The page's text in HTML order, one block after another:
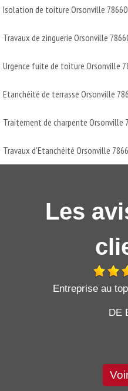
Isolation de toiture Orsonville 78660
Travaux de zinguerie Orsonville
Urgence fuite de toiture Orsonville
Etanchéité de terrasse Orsonville
Traitement de charpente Orsonville
Travaux d'Etanchéité Orsonville
Les
Entreprise au
DE